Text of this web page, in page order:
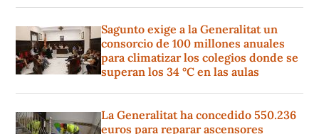
Sagunto exige a la Generalitat un
consorcio de 100 millones anuales
para climatizar los colegios donde se
superan los 34 °C en las aulas
La Generalitat ha concedido 550.236
euros para reparar ascensores